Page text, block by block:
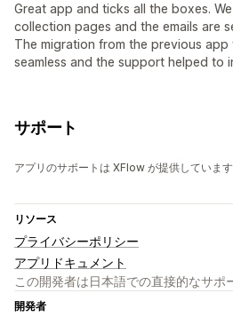
Great app and ticks all the boxes.
collection pages and the emails are
The migration from the previous app
seamless and the support helped to
サポート
アプリのサポートは XFlow が提供しています
リソース
プライバシーポリシー
アプリドキュメント
この開発者は日本語での直接的なサポ
開発者